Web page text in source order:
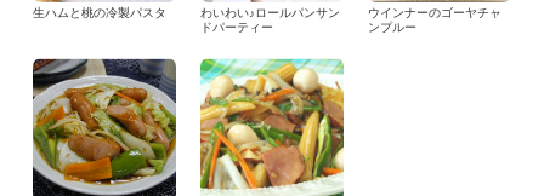
生ハムと桃の冷製パスタ
わいわい♪ロールパンサン
ドパーティー
ウインナーのゴーヤチャ
ンプルー